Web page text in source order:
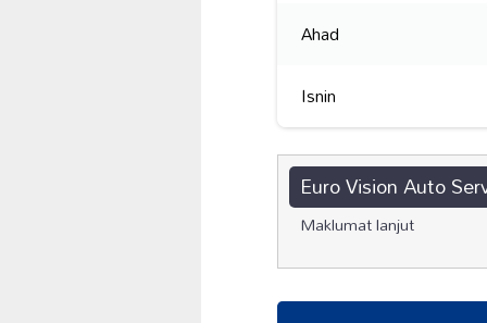
Ahad
Isnin
Euro Vision Auto
Maklumat lanjut